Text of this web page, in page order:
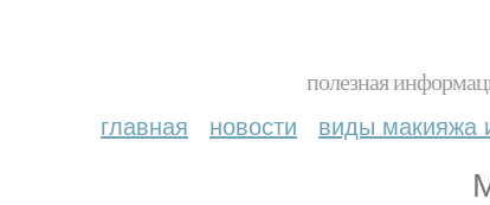
полезная
главная новости виды макияжа